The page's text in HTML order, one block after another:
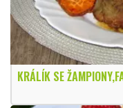
KRÁLÍK SE